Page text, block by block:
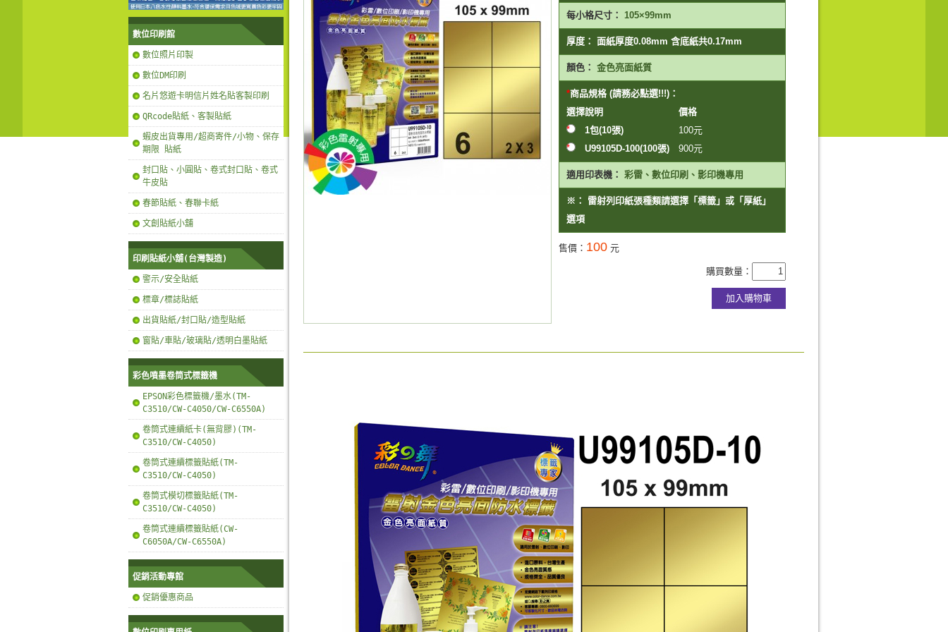
數位印刷館
數位照片印製
數位DM印刷
名片悠遊卡明信片姓名貼客製印刷
QRcode貼紙、客製貼紙
蝦皮出貨專用/超商寄件/小物、保存
期限 貼紙
封口貼、小圓貼、卷式封口貼、卷式
牛皮貼
春節貼紙、春聯卡紙
文創貼紙小舖
印刷貼紙小舖(台灣製造)
警示/安全貼紙
標章/標誌貼紙
出貨貼紙/封口貼/造型貼紙
窗貼/車貼/玻璃貼/透明白墨貼紙
彩色噴墨卷筒式標籤機
EPSON彩色標籤機/墨水(TM-
C3510/CW-C4050/CW-C6550A)
卷筒式連續紙卡(無背膠)(TM-
C3510/CW-C4050)
卷筒式連續標籤貼紙(TM-
C3510/CW-C4050)
卷筒式模切標籤貼紙(TM-
C3510/CW-C4050)
卷筒式連續標籤貼紙(CW-
C6050A/CW-C6550A)
促銷活動專館
促銷優惠商品
每小格尺寸： 105×99mm
厚度： 面紙厚度0.08mm 含底紙共0.17mm
顏色： 金色亮面紙質
商品規格 (請務必點選!!!)：
選擇說明
價格
1包(10張)
100元
U99105D-100(100張) 900元
適用印表機： 彩雷、數位印刷、影印機專用
※：
雷射列印紙張種類請選擇「標籤」或「厚紙」
選項
售價： 100 元
購買數量：